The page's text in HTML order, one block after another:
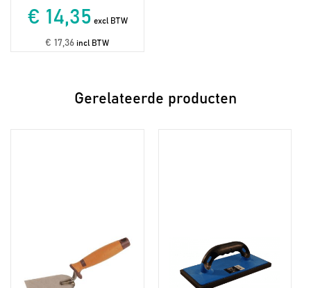
€ 14,35 excl BTW
€ 17,36 incl BTW
Gerelateerde producten